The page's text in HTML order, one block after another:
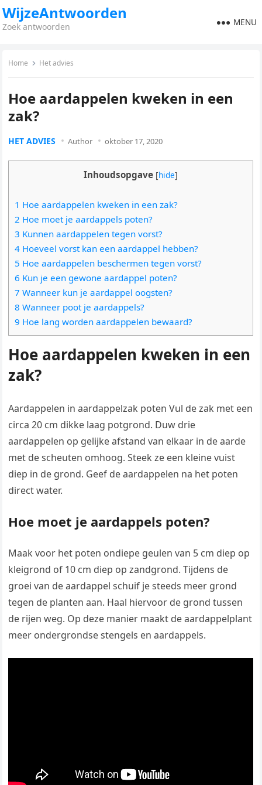
WijzeAntwoorden
Zoek antwoorden MENU
Home Het advies
Hoe aardappelen kweken in een
zak?
HET ADVIES Author oktober 17, 2020
Inhoudsopgave [hide]
1 Hoe aardappelen kweken in een zak?
2 Hoe moet je aardappels poten?
3 Kunnen aardappelen tegen vorst?
4 Hoeveel vorst kan een aardappel hebben?
5 Hoe aardappelen beschermen tegen vorst?
6 Kun je een gewone aardappel poten?
7 Wanneer kun je aardappel oogsten?
8 Wanneer poot je aardappels?
9 Hoe lang worden aardappelen bewaard?
Hoe aardappelen kweken in een
zak?
Aardappelen in aardappelzak poten Vul de zak met een
circa 20 cm dikke laag potgrond. Duw drie
aardappelen op gelijke afstand van elkaar in de aarde
met de scheuten omhoog. Steek ze een kleine vuist
diep in de grond. Geef de aardappelen na het poten
direct water.
Hoe moet je aardappels poten?
Maak voor het poten ondiepe geulen van 5 cm diep op
kleigrond of 10 cm diep op zandgrond. Tijdens de
groei van de aardappel schuif je steeds meer grond
tegen de planten aan. Haal hiervoor de grond tussen
de rijen weg. Op deze manier maakt de aardappelplant
meer ondergrondse stengels en aardappels.